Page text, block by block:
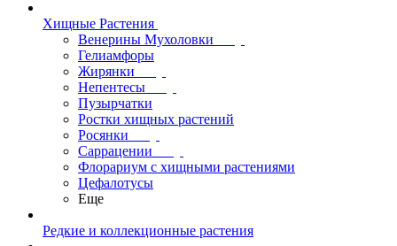
Хищные Растения
Венерины Мухоловки
Гелиамфоры
Жирянки
Непентесы
Пузырчатки
Ростки хищных растений
Росянки
Саррацении
Флорариум с хищными растениями
Цефалотусы
Еще
Редкие и коллекционные растения